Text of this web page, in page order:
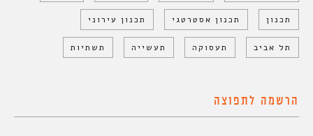
תכנון תכנון אסטרטגי תכנון עירוני
תל אביב תעסוקה תעשייה תשתיות
הרשמה לתפוצה